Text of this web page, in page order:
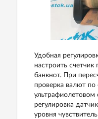
Удобная
настроить
банкнот. При
проверка валют по
ультрафиолетовом
регулировка
уровня